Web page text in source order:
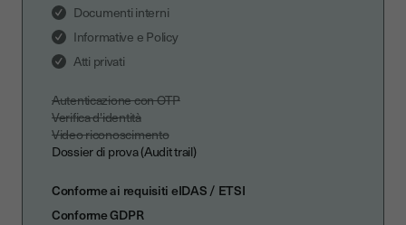
Documenti interni
Informative e Policy
Atti privati
Autenticazione con OTP
Verifica d'identità
Video riconoscimento
Dossier di prova (Audit trail)
Conforme ai requisiti eIDAS / ETSI
Conforme GDPR